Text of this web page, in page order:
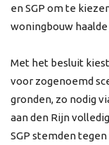
en SGP om te
woningbouw
Met het besluit
voor zogenoemd
gronden, zo nodig
aan den Rijn
SGP stemden